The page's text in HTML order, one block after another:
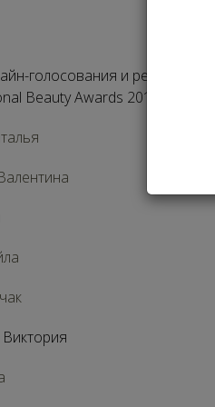
голосования и решения
Beauty Awards 2018: